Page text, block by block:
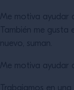
Me motiva ayudar
También me
nuevo, suman.
Me motiva ayudar